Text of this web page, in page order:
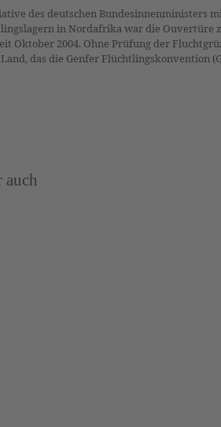
des deutschen Bundesinnenministers
in Nordafrika war die
Oktober 2004. Ohne Prüfung der
Land, das die Genfer Flüchtlingskonvention